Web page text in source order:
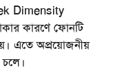
Dimensity
কারণে ফোনটি
এতে অপ্রয়োজনীয়